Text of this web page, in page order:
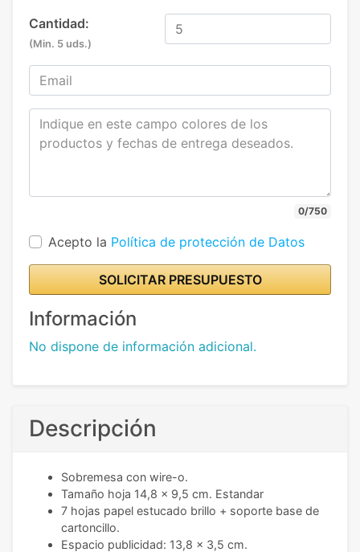
Cantidad:
(Min. 5 uds.)
0/750
Acepto la Política de protección de Datos
SOLICITAR PRESUPUESTO
Información
No dispone de información adicional.
Descripción
Sobremesa con wire-o.
Tamaño hoja 14,8 x 9,5 cm. Estandar
7 hojas papel estucado brillo + soporte base de
cartoncillo.
Espacio publicidad: 13,8 x 3,5 cm.